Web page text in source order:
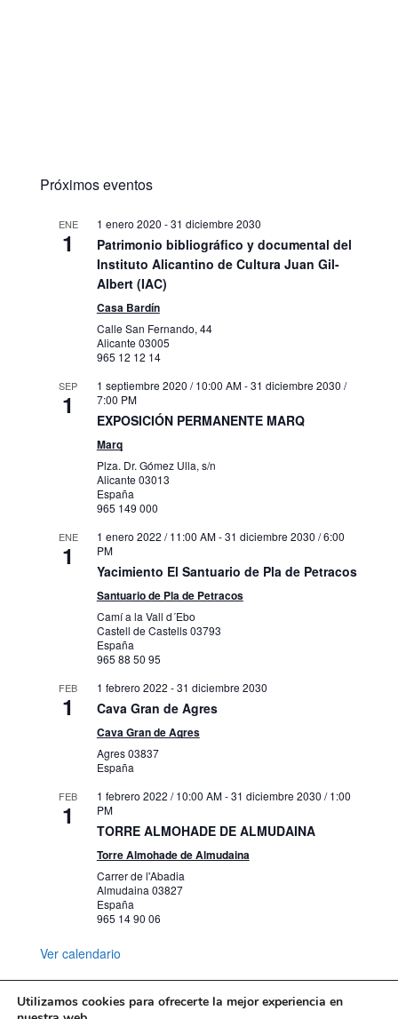
Próximos eventos
ENE
1
1 enero 2020 -31 diciembre 2030
Patrimonio bibliográfico y documental del
Instituto Alicantino de Cultura Juan Gil-
Albert (IAC)
Casa Bardín
Calle San Fernando, 44
Alicante 03005
965 12 12 14
SEP
1
1 septiembre 2020 / 10:00 AM-31 diciembre 2030 /
7:00 PM
EXPOSICIÓN PERMANENTE MARQ
Marq
Plza. Dr. Gómez Ulla, s/n
Alicante 03013
España
965 149 000
ENE
1
1 enero 2022 / 11:00 AM-31 diciembre 2030 / 6:00
PM
Yacimiento El Santuario de Pla de Petracos
Santuario de Pla de Petracos
Camí a la Vall d´Ebo
Castell de Castells03793
España
965 88 50 95
FEB
1
1 febrero 2022 -31 diciembre 2030
Cava Gran de Agres
Cava Gran de Agres
Agres03837
España
FEB
1
1 febrero 2022 / 10:00 AM-31 diciembre 2030 / 1:00
PM
TORRE ALMOHADE DE ALMUDAINA
Torre Almohade de Almudaina
Carrer de l'Abadia
Almudaina 03827
España
965 14 90 06
Ver calendario
Utilizamos cookies para ofrecerte la mejor experiencia en